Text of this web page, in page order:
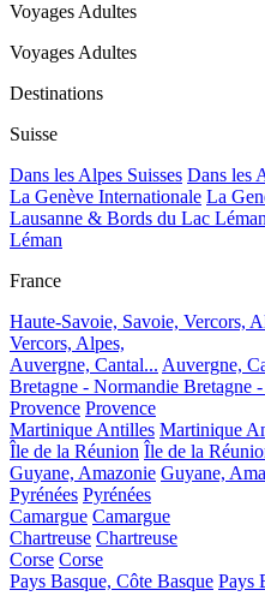
Voyages Adultes
Voyages Adultes
Destinations
Suisse
Dans les Alpes Suisses Dans les
La Genève Internationale La
Lausanne & Bords du Lac Léman
Léman
France
Haute-Savoie, Savoie, Vercors,
Vercors, Alpes,
Auvergne, Cantal... Auvergne,
Bretagne - Normandie Bretagne
Provence Provence
Martinique Antilles Martinique
Île de la Réunion Île de la
Guyane, Amazonie Guyane,
Pyrénées Pyrénées
Camargue Camargue
Chartreuse Chartreuse
Corse Corse
Pays Basque, Côte Basque Pays